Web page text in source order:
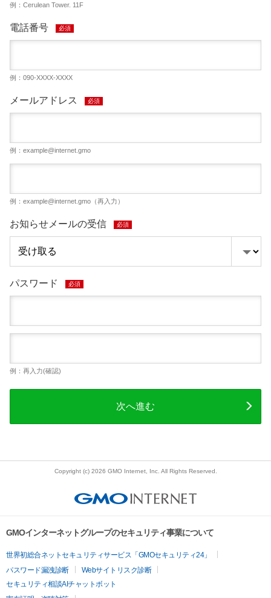
例：Cerulean Tower. 11F
電話番号 必須
例：090-XXXX-XXXX
メールアドレス 必須
例： example@internet.gmo
例： example@internet.gmo （再入力）
お知らせメールの受信 必須
パスワード 必須
例：再入力(確認)
次へ進む
Copyright (c) 2026 GMO Internet, Inc. All Rights Reserved.
GMOインターネットグループのセキュリティ事業について
世界初総合ネットセキュリティサービス「GMOセキュリティ24」
パスワード漏洩診断
Webサイトリスク診断
セキュリティ相談AIチャットボット